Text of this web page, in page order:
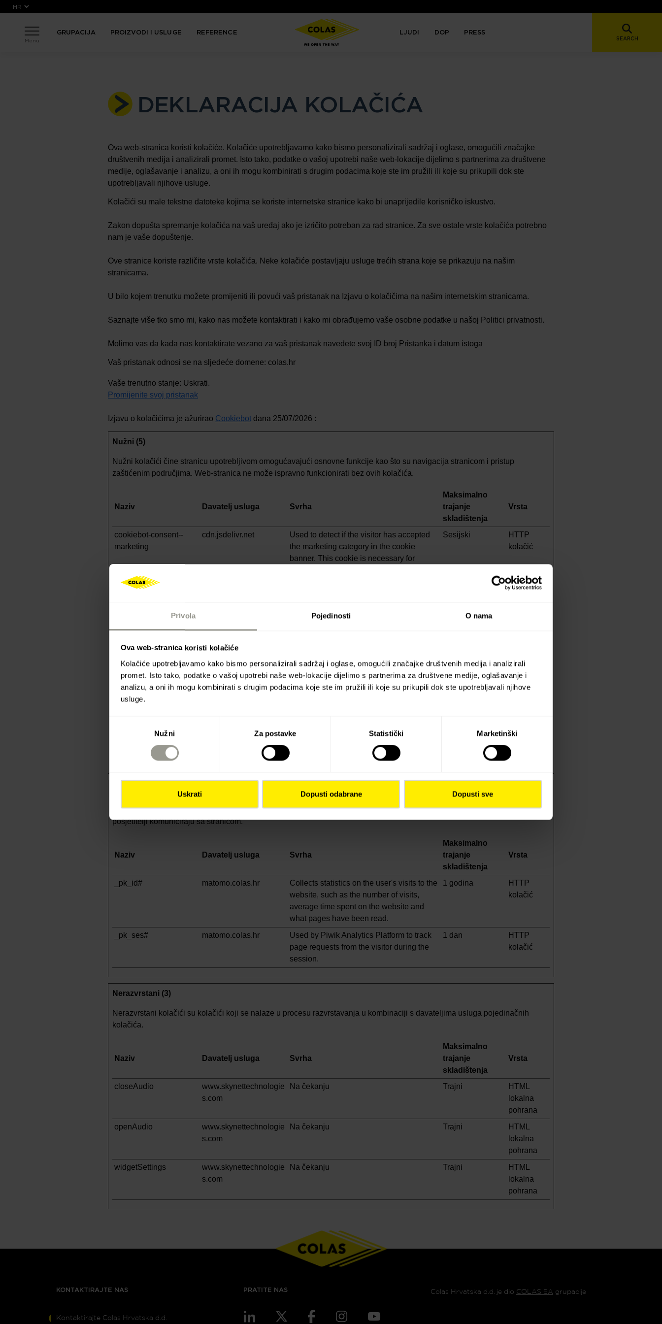
Privola Pojedinosti O nama
Ova web-stranica koristi kolačiće
Kolačiće upotrebljavamo kako bismo personalizirali sadržaj i oglase, omogućili značajke društvenih medija i analizirali
promet. Isto tako, podatke o vašoj upotrebi naše web-lokacije dijelimo s partnerima za društvene medije, oglašavanje i
analizu, a oni ih mogu kombinirati s drugim podacima koje ste im pružili ili koje su prikupili dok ste upotrebljavali njihove
usluge.
Nužni Za postavke Statistički Marketinški
Uskrati Dopusti odabrane Dopusti sve
Skoči na glavni sadržaj
Menu
GRUPACIJA PROIZVODI I USLUGE REFERENCE LJUDI DOP PRESS
SEARCH
DEKLARACIJA KOLAČIĆA
Ova web-stranica koristi kolačiće. Kolačiće upotrebljavamo kako bismo personalizirali sadržaj i oglase, omogućili značajke
društvenih medija i analizirali promet. Isto tako, podatke o vašoj upotrebi naše web-lokacije dijelimo s partnerima za društvene
medije, oglašavanje i analizu, a oni ih mogu kombinirati s drugim podacima koje ste im pružili ili koje su prikupili dok ste
upotrebljavali njihove usluge.
Kolačići su male tekstne datoteke kojima se koriste internetske stranice kako bi unaprijedile korisničko iskustvo.
Zakon dopušta spremanje kolačića na vaš uređaj ako je izričito potreban za rad stranice. Za sve ostale vrste kolačića potrebno
nam je vaše dopuštenje.
Ove stranice koriste različite vrste kolačića. Neke kolačiće postavljaju usluge trećih strana koje se prikazuju na našim
stranicama.
U bilo kojem trenutku možete promijeniti ili povući vaš pristanak na Izjavu o kolačičima na našim internetskim stranicama.
Saznajte više tko smo mi, kako nas možete kontaktirati i kako mi obrađujemo vaše osobne podatke u našoj Politici privatnosti.
Molimo vas da kada nas kontaktirate vezano za vaš pristanak navedete svoj ID broj Pristanka i datum istoga
Vaš pristanak odnosi se na sljedeće domene: colas.hr
Vaše trenutno stanje: Uskrati.
Promijenite svoj ​​pristanak
Izjavu o kolačićima je ažurirao Cookiebot dana 25/07/2026 :
Nužni (5)
Nužni kolačići čine stranicu upotrebljivom omogućavajući osnovne funkcije kao što su navigacija stranicom i pristup
zaštićenim područjima. Web-stranica ne može ispravno funkcionirati bez ovih kolačića.
Naziv Davatelj usluga Svrha
Maksimalno
trajanje
skladištenja
Vrsta
cookiebot-consent--
marketing
cdn.jsdelivr.net
Used to detect if the visitor has accepted
the marketing category in the cookie
banner. This cookie is necessary for
Sesijski
HTTP
kolačić
cookiebot-consent--
GDPR-compliance of the website.
HTTP
preferences
banner. This cookie is necessary for
GDPR-compliance of the website.
cookiebot-consent--
statistics
cdn.jsdelivr.net
Used to detect if the visitor has accepted
Sesijski
HTTP
CookieConsent
Stores the user's cookie consent state for
kolačić
Statistički kolačići anonimnim prikupljanjem i slanjem podataka pomažu vlasnicima stranice da shvate na koji način
posjetitelji komuniciraju sa stranicom.
Naziv Davatelj usluga Svrha
Maksimalno
trajanje
skladištenja
Vrsta
_pk_id# matomo.colas.hr
Collects statistics on the user's visits to the
website, such as the number of visits,
average time spent on the website and
what pages have been read.
1 godina
HTTP
kolačić
_pk_ses# matomo.colas.hr
Used by Piwik Analytics Platform to track
page requests from the visitor during the
session.
1 dan
HTTP
kolačić
Nerazvrstani (3)
Nerazvrstani kolačići su kolačići koji se nalaze u procesu razvrstavanja u kombinaciji s davateljima usluga pojedinačnih
kolačića.
Naziv Davatelj usluga Svrha
Maksimalno
trajanje
skladištenja
Vrsta
closeAudio
www.skynettechnologie
s.com
Na čekanju Trajni
HTML
lokalna
pohrana
openAudio
www.skynettechnologie
s.com
Na čekanju Trajni
HTML
lokalna
pohrana
widgetSettings
www.skynettechnologie
s.com
Na čekanju Trajni
HTML
lokalna
pohrana
KONTAKTIRAJTE NAS
Kontaktirajte Colas Hrvatska d.d.
PRATITE NAS Colas Hrvatska d.d. je dio COLAS SA grupacije